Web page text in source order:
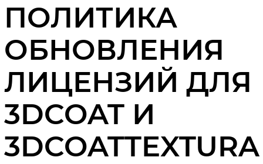
ПОЛИТИКА
ОБНОВЛЕНИЯ
ЛИЦЕНЗИЙ ДЛЯ
3DCOAT И
3DCOATTEXTURA